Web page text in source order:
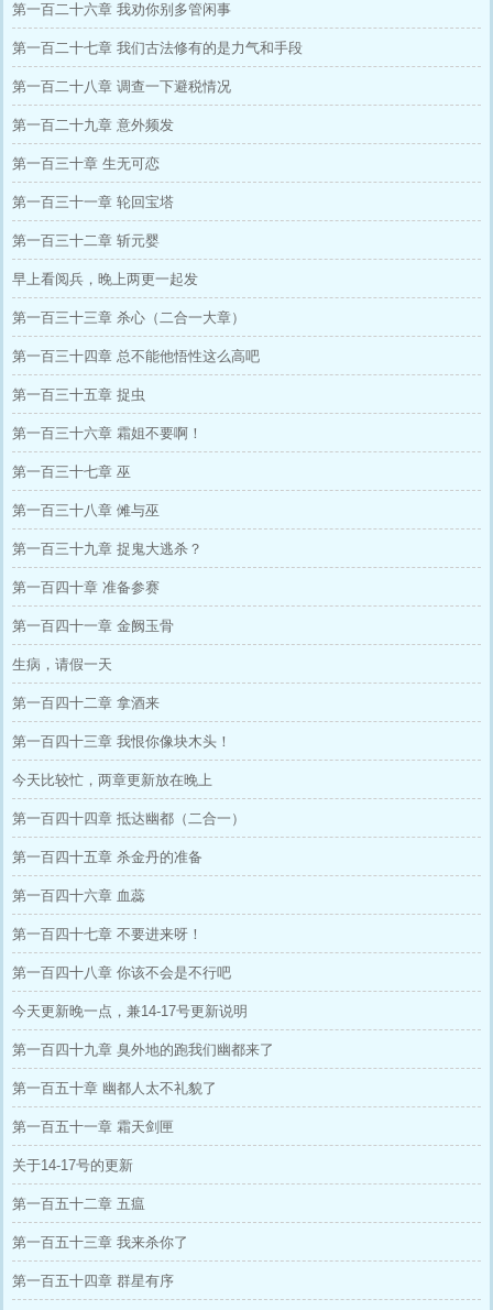
第一百二十六章 我劝你别多管闲事
第一百二十七章 我们古法修有的是力气和手段
第一百二十八章 调查一下避税情况
第一百二十九章 意外频发
第一百三十章 生无可恋
第一百三十一章 轮回宝塔
第一百三十二章 斩元婴
早上看阅兵，晚上两更一起发
第一百三十三章 杀心（二合一大章）
第一百三十四章 总不能他悟性这么高吧
第一百三十五章 捉虫
第一百三十六章 霜姐不要啊！
第一百三十七章 巫
第一百三十八章 傩与巫
第一百三十九章 捉鬼大逃杀？
第一百四十章 准备参赛
第一百四十一章 金阙玉骨
生病，请假一天
第一百四十二章 拿酒来
第一百四十三章 我恨你像块木头！
今天比较忙，两章更新放在晚上
第一百四十四章 抵达幽都（二合一）
第一百四十五章 杀金丹的准备
第一百四十六章 血蕊
第一百四十七章 不要进来呀！
第一百四十八章 你该不会是不行吧
今天更新晚一点，兼14-17号更新说明
第一百四十九章 臭外地的跑我们幽都来了
第一百五十章 幽都人太不礼貌了
第一百五十一章 霜天剑匣
关于14-17号的更新
第一百五十二章 五瘟
第一百五十三章 我来杀你了
第一百五十四章 群星有序